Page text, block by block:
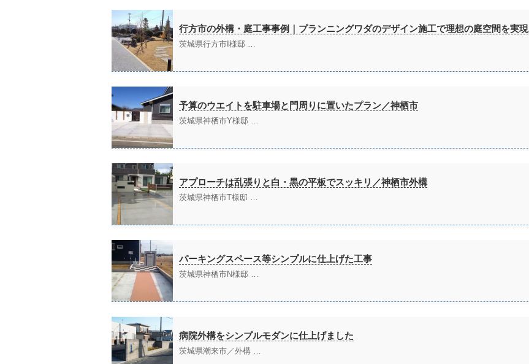
行方市の外構・庭工事事例｜プランニングワダのデザイン施工で理想の庭空間を実現
茨城県行方市I様邸 …
予算のウエイトを駐車場と門周りに置いたプラン／神栖市
茨城県神栖市Y様邸 …
アプローチは乱張りと白・黒の平板でスッキリ／神栖市外構
茨城県神栖市T様邸 …
パーキングスペース等シンプルに仕上げた工事
茨城県神栖市N様邸 …
病院外構をシンプルモダンに仕上げました
茨城県潮来市／外構 …